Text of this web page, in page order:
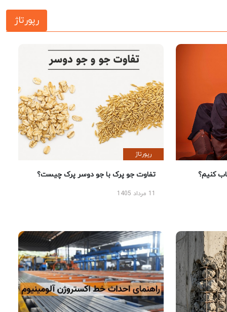
رپورتاژ
کنیم؟
رپورتاژ
تفاوت جو پرک با جو دوسر پرک چیست؟